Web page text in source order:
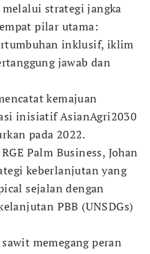
strategi jangka
pilar utama:
inklusif, iklim
jawab dan
kemajuan
inisiatif AsianAgri2030
pada 2022.
Palm Business, Johan
keberlanjutan yang
sejalan dengan
PBB (UNSDGs)
memegang peran